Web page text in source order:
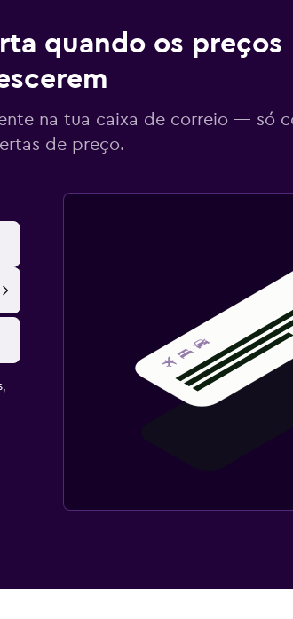
quando os preços
na tua caixa de correio — só
de preço.